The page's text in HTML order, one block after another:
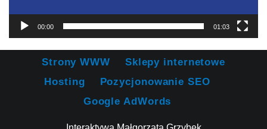
00:00 01:03
Strony WWW
Sklepy internetowe
Hosting
Pozycjonowanie SEO
Google AdWords